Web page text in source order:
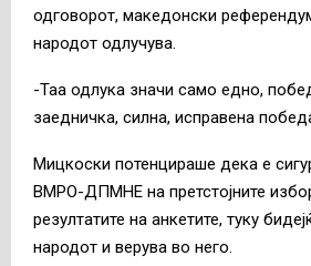
одговорот, македонски
народот одлучува.
-Таа одлука значи само едно,
заедничка, силна, исправена
Мицкоски потенцираше дека е
ВМРО-ДПМНЕ на претстојните
резултатите на анкетите, туку
народот и верува во него.